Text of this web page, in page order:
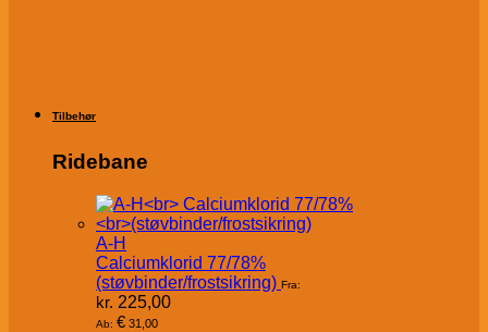
Tilbehør
Ridebane
A-H
Calciumklorid 77/78%
(støvbinder/frostsikring) Fra:
kr. 225,00
Ab: € 31,00